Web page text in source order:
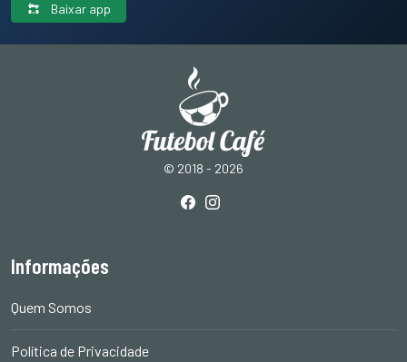
Baixar app
© 2018 - 2026
Informações
Quem Somos
Política de Privacidade